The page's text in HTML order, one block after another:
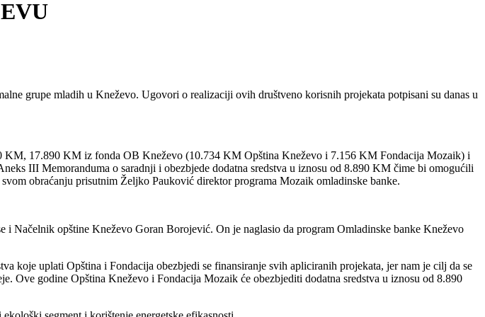
grupe mladih u Kneževo. Ugovori o realizaciji ovih društveno korisnih projekata potpisani su danas u
KM, 17.890 KM iz fonda OB Kneževo (10.734 KM Opština Kneževo i 7.156 KM Fondacija Mozaik) i
III Memoranduma o saradnji i obezbjede dodatna sredstva u iznosu od 8.890 KM čime bi omogućili
obraćanju prisutnim Željko Pauković direktor programa Mozaik omladinske banke.
Načelnik opštine Kneževo Goran Borojević. On je naglasio da program Omladinske banke Kneževo
koje uplati Opština i Fondacija obezbjedi se finansiranje svih apliciranih projekata, jer nam je cilj da se
Ove godine Opština Kneževo i Fondacija Mozaik će obezbjediti dodatna sredstva u iznosu od 8.890